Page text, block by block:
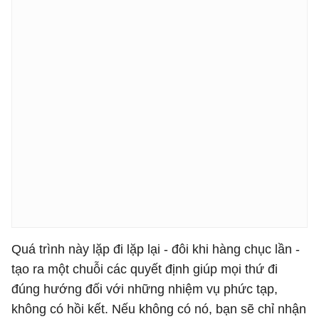
Quá trình này lặp đi lặp lại - đôi khi hàng chục lần -
tạo ra một chuỗi các quyết định giúp mọi thứ đi
đúng hướng đối với những nhiệm vụ phức tạp,
không có hồi kết. Nếu không có nó, bạn sẽ chỉ nhận